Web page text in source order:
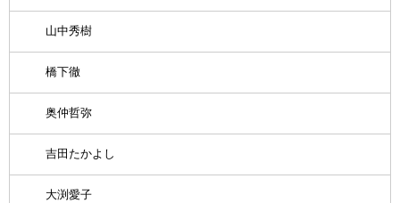
山中秀樹
橋下徹
奥仲哲弥
吉田たかよし
大渕愛子